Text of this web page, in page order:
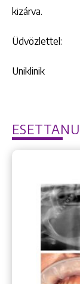
kizárva.
Üdvözlettel:
Uniklinik